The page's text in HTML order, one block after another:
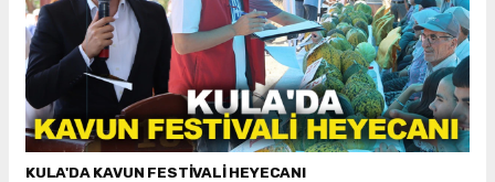
KULA'DA KAVUN FESTİVALİ HEYECANI